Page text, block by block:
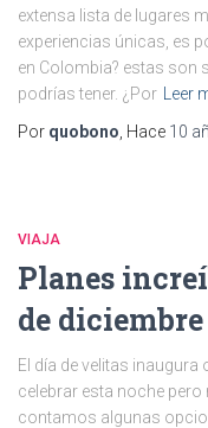
extensa lista de lugares
experiencias únicas, es
en Colombia? estas son
podrías tener. ¿Por
Leer
Por quobono , Hace 10
VIAJA
Planes
de
El día de velitas
celebrar esta noche pero
contamos algunas